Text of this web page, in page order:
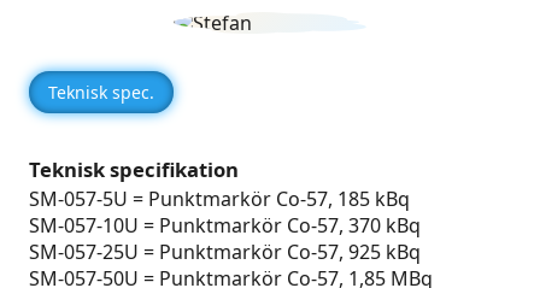
Teknisk spec.
Teknisk specifikation
SM-057-5U = Punktmarkör Co-57, 185 kBq
SM-057-10U = Punktmarkör Co-57, 370 kBq
SM-057-25U = Punktmarkör Co-57, 925 kBq
SM-057-50U = Punktmarkör Co-57, 1,85 MBq